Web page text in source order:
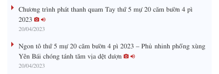
%
i
Chương trình phát thanh quam Tay thứ 5 mự 20 căm bườn 4 pì
2023
20/04/2023
Ngon tô thứ 5 mự 20 căm bườn 4 pì 2023 – Phủ nhinh phổng xùng
Yên Bái chóng tánh tăm vịa dệt dượn
20/04/2023